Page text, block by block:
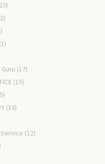
(17)
(15)
(13)
(12)